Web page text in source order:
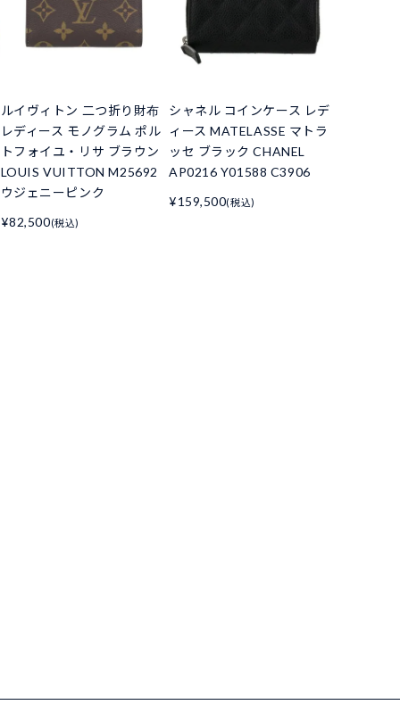
ルイヴィトン 二つ折り財布
レディース モノグラム ポル
トフォイユ・リサ ブラウン
LOUIS VUITTON M25692
ウジェニーピンク
¥82,500(税込)
シャネル コインケース レデ
ィース MATELASSE マトラ
ッセ ブラック CHANEL
AP0216 Y01588 C3906
¥159,500(税込)